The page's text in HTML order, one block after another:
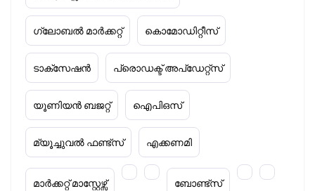
ഗ്ലോബൽ മാർക്കറ്റ് കൊമോഡിറ്റീസ്
ടാക്‌സേഷൻ പ്രൊഡക്ട് അപ്‌ഡേറ്റ്സ്
യൂണിയൻ ബജറ്റ് ഐപിഒസ്
മ്യൂച്ചുവൽ ഫണ്ട്സ് എക്കണമി
മാർക്കറ്റ് മാസ്റ്റേഴ്സ് ബോണ്ട്സ്